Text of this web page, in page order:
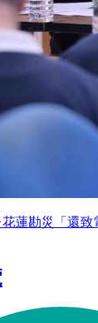
花蓮勘災「還